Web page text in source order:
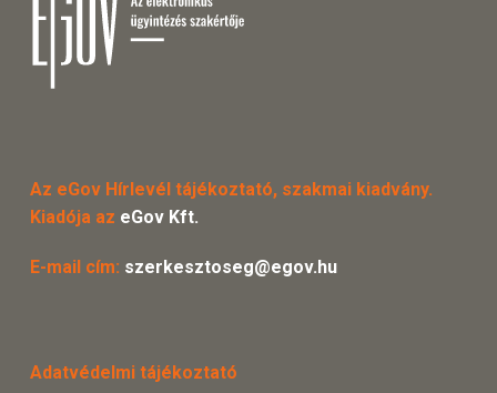
Az eGov Hírlevél tájékoztató, szakmai kiadvány.
Kiadója az eGov Kft.
E-mail cím: szerkesztoseg@egov.hu
Adatvédelmi tájékoztató